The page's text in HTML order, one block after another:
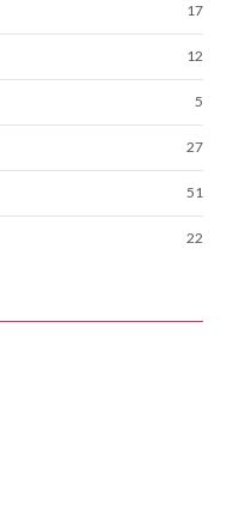
17
12
5
27
51
22